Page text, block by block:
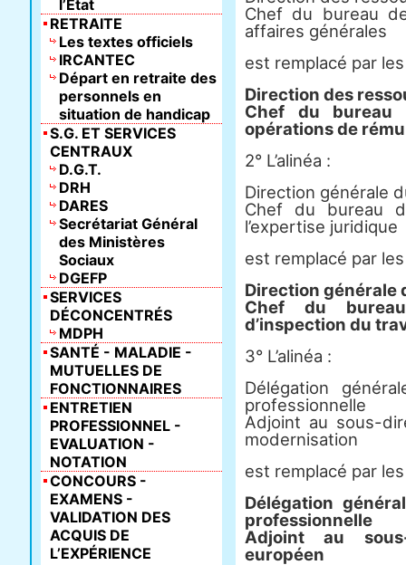
Chef du bureau
affaires générales
est remplacé par
Direction des
Chef du bureau
opérations de
2° L’alinéa :
Direction générale
Chef du bureau
l’expertise juridique
est remplacé par
Direction générale
Chef du
d’inspection du
3° L’alinéa :
Délégation
professionnelle
Adjoint au sous-
modernisation
est remplacé par
Délégation
professionnelle
Adjoint au
européen
l’Etat
RETRAITE
Les textes officiels
IRCANTEC
Départ en retraite des
personnels en
situation de handicap
S.G. ET SERVICES
CENTRAUX
D.G.T.
DRH
DARES
Secrétariat Général
des Ministères
Sociaux
DGEFP
SERVICES
DÉCONCENTRÉS
MDPH
SANTÉ - MALADIE -
MUTUELLES DE
FONCTIONNAIRES
ENTRETIEN
PROFESSIONNEL -
EVALUATION -
NOTATION
CONCOURS -
EXAMENS -
VALIDATION DES
ACQUIS DE
L’EXPÉRIENCE